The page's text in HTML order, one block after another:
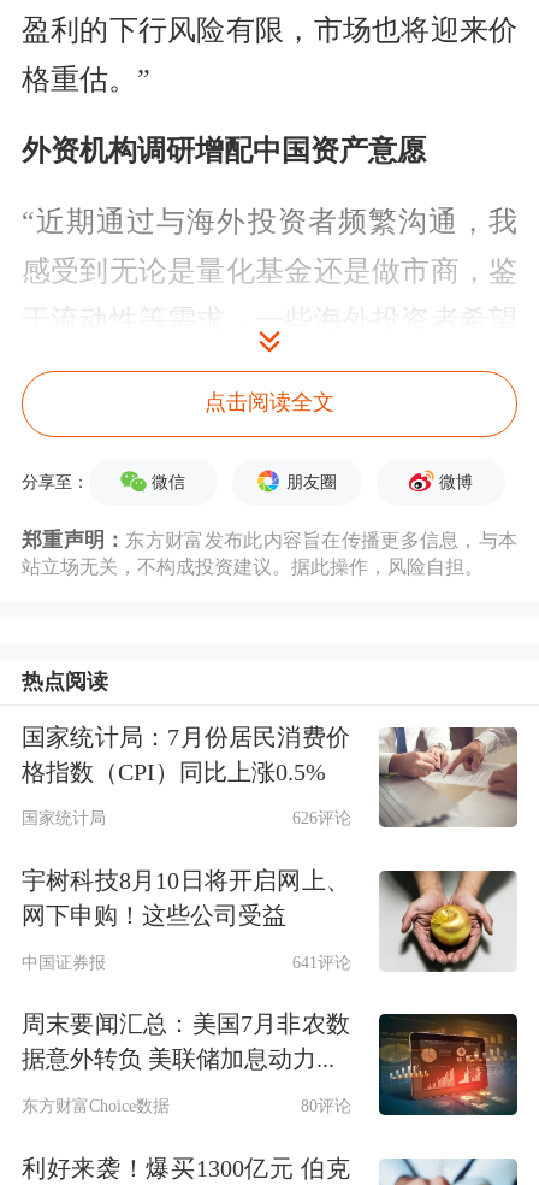
盈利的下行风险有限，市场也将迎来价
格重估。”
外资机构调研增配中国资产意愿
“近期通过与海外投资者频繁沟通，我
感受到无论是量化基金还是做市商，鉴
于流动性等需求，一些海外投资者希望
能更好地参与中国市场。”瑞银全球金
融市场部中国主管房东明在2025全球投
资者大会上表示。
今年开年以来，以DeepSeek为代表的人
力增强了中国资产尤其是科技板块的国
际资本吸引力，A股及港股中的相关概
念股票应声大涨。
业务主管沈黎谈到，境外投资者尤其是
长期资本表现出了较高的耐心和热情，
资金流向整体自2024年四季度以来呈现
净流入的态势。此外她还谈到，伴随中
美贸易谈判进展超预期，国际投资者风
险偏好有所提振，在近期结束的摩根士
点击阅读全文
分享至： 微信 朋友圈 微博
郑重声明： 东方财富发布此内容旨在传播更多信息，与本
站立场无关，不构成投资建议。据此操作，风险自担。
热点阅读
国家统计局：7月份居民消费价
格指数（CPI）同比上涨0.5%
国家统计局 626评论
宇树科技8月10日将开启网上、
网下申购！这些公司受益
中国证券报 641评论
周末要闻汇总：美国7月非农数
据意外转负 美联储加息动力...
东方财富Choice数据 80评论
利好来袭！爆买1300亿元 伯克